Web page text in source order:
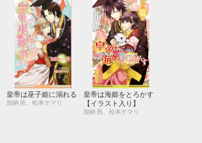
皇帝は巫子姫に溺れる
加納 邑、松本テマリ
皇帝は海姫をとろかす
【イラスト入り】
加納 邑、松本テマリ
THU FRI SAT
2
9
10
15 16
17
22 23
24
29 30 31